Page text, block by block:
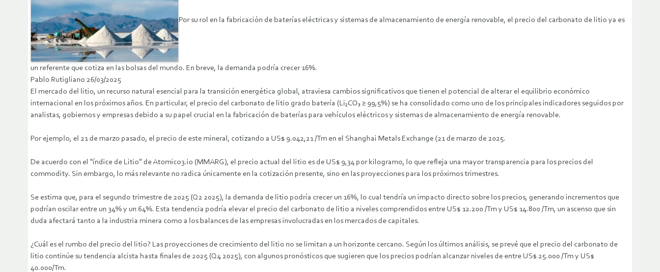
Por su rol en la fabricación de baterías eléctricas y sistemas de almacenamiento de energía renovable, el precio del carbonato de litio ya es
un referente que cotiza en las bolsas del mundo. En breve, la demanda podría crecer 16%.
Pablo Rutigliano 26/03/2025
El mercado del litio, un recurso natural esencial para la transición energética global, atraviesa cambios significativos que tienen el potencial de alterar el equilibrio económico
internacional en los próximos años. En particular, el precio del carbonato de litio grado batería (Li₂CO₃ ≥ 99,5%) se ha consolidado como uno de los principales indicadores seguidos por
analistas, gobiernos y empresas debido a su papel crucial en la fabricación de baterías para vehículos eléctricos y sistemas de almacenamiento de energía renovable.
Por ejemplo, el 21 de marzo pasado, el precio de este mineral, cotizando a US$ 9.042,21 /Tm en el Shanghai Metals Exchange (21 de marzo de 2025.
De acuerdo con el “índice de Litio” de Atomico3.io (MMARG), el precio actual del litio es de US$ 9,34 por kilogramo, lo que refleja una mayor transparencia para los precios del
commodity. Sin embargo, lo más relevante no radica únicamente en la cotización presente, sino en las proyecciones para los próximos trimestres.
Se estima que, para el segundo trimestre de 2025 (Q2 2025), la demanda de litio podría crecer un 16%, lo cual tendría un impacto directo sobre los precios, generando incrementos que
podrían oscilar entre un 34% y un 64%. Esta tendencia podría elevar el precio del carbonato de litio a niveles comprendidos entre US$ 12.200 /Tm y US$ 14.800 /Tm, un ascenso que sin
duda afectará tanto a la industria minera como a los balances de las empresas involucradas en los mercados de capitales.
¿Cuál es el rumbo del precio del litio? Las proyecciones de crecimiento del litio no se limitan a un horizonte cercano. Según los últimos análisis, se prevé que el precio del carbonato de
litio continúe su tendencia alcista hasta finales de 2025 (Q4 2025), con algunos pronósticos que sugieren que los precios podrían alcanzar niveles de entre US$ 25.000 /Tm y US$
40.000/Tm.